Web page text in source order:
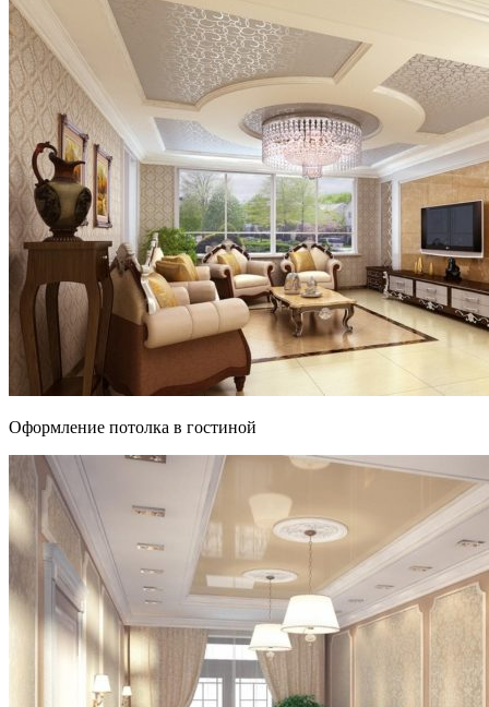
Оформление потолка в гостиной